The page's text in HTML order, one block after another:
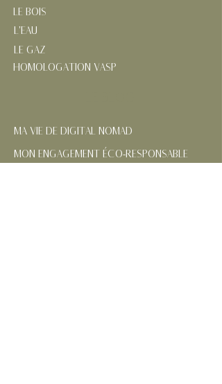
LE BOIS
L'EAU
LE GAZ
HOMOLOGATION VASP
MA VIE DE DIGITAL NOMAD
MON ENGAGEMENT ÉCO-RESPONSABLE